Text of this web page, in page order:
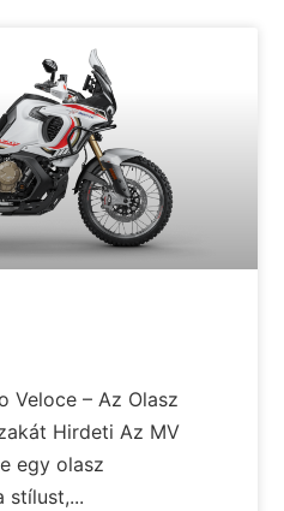
Veloce – Az Olasz
Hirdeti Az MV
egy olasz
stílust,...